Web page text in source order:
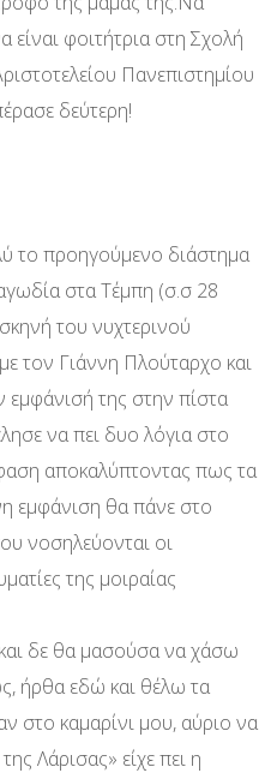
φοιτήτρια στη Σχολή
Πανεπιστημίου
δεύτερη!
το προηγούμενο διάστημα
στα Τέμπη (σ.σ 28
του νυχτερινού
τον Γιάννη Πλούταρχο και
της στην πίστα
να πει δυο λόγια στο
αποκαλύπτοντας πως τα
εμφάνιση θα πάνε στο
νοσηλεύονται οι
της μοιραίας
δε θα μασούσα να χάσω
ήρθα εδώ και θέλω τα
στο καμαρίνι μου, αύριο να
Λάρισας» είχε πει η